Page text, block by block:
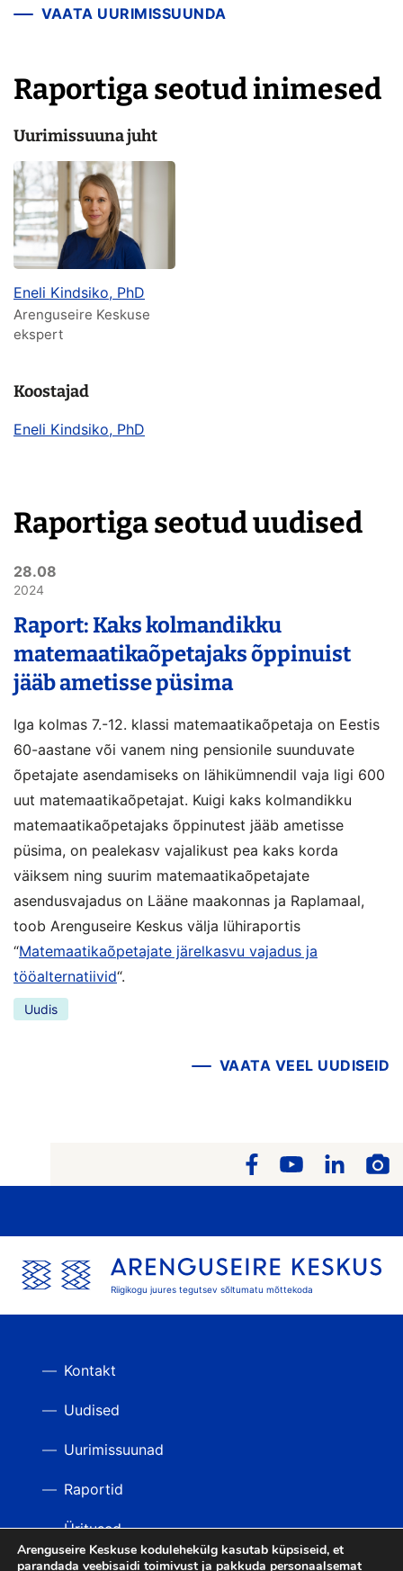
VAATA UURIMISSUUNDA
Raportiga seotud inimesed
Uurimissuuna juht
Eneli Kindsiko, PhD
Arenguseire Keskuse
ekspert
Koostajad
Eneli Kindsiko, PhD
Raportiga seotud uudised
28.08
2024
Raport: Kaks kolmandikku
matemaatikaõpetajaks õppinuist
jääb ametisse püsima
Iga kolmas 7.-12. klassi matemaatikaõpetaja on Eestis
60-aastane või vanem ning pensionile suunduvate
õpetajate asendamiseks on lähikümnendil vaja ligi 600
uut matemaatikaõpetajat. Kuigi kaks kolmandikku
matemaatikaõpetajaks õppinutest jääb ametisse
püsima, on pealekasv vajalikust pea kaks korda
väiksem ning suurim matemaatikaõpetajate
asendusvajadus on Lääne maakonnas ja Raplamaal,
toob Arenguseire Keskus välja lühiraportis
“Matemaatikaõpetajate järelkasvu vajadus ja
tööalternatiivid“.
Uudis
VAATA VEEL UUDISEID
Riigikogu juures tegutsev sõltumatu mõttekoda
Kontakt
Uudised
Uurimissuunad
Raportid
Üritused
Arenguseire Keskuse kodulehekülg kasutab küpsiseid, et
parandada veebisaidi toimivust ja pakkuda personaalsemat